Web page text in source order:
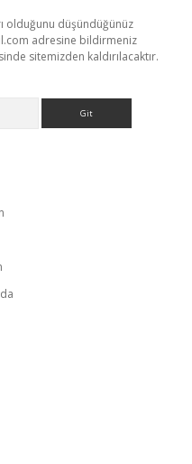
olduğunu düşündüğünüz
adresine bildirmeniz
sitemizden kaldırılacaktır.